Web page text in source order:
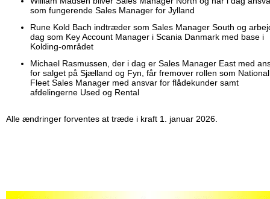
som fungerende Sales Manager for Jylland
Rune Kold Bach indtræder som Sales Manager South og
dag som Key Account Manager i Scania Danmark med base i
Kolding-området
Michael Rasmussen, der i dag er Sales Manager East med
for salget på Sjælland og Fyn, får fremover rollen som National
Fleet Sales Manager med ansvar for flådekunder samt
afdelingerne Used og Rental
Alle ændringer forventes at træde i kraft 1. januar 2026.